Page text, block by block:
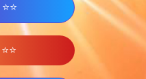
⭐⭐
⭐⭐